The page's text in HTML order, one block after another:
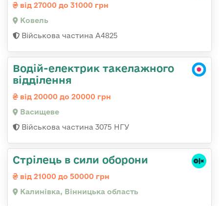
від 27000 до 31000 грн
Ковель
Військова частина А4825
Водій-електрик такелажного
відділення
від 20000 до 20000 грн
Васищеве
Військова частина 3075 НГУ
Стрілець в сили оборони
від 21000 до 50000 грн
Калинівка, Вінницька область